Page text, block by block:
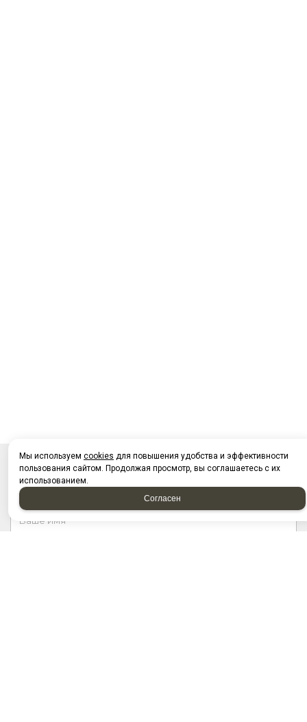
НАПИСАТЬ НАМ
Мы используем cookies для повышения удобства и эффективности
пользования сайтом. Продолжая просмотр, вы соглашаетесь с их
использованием.
Согласен